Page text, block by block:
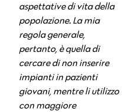
aspettative di vita della
popolazione. La mia
regola generale,
pertanto, è quella di
cercare di non inserire
impianti in pazienti
giovani, mentre li utilizzo
con maggiore